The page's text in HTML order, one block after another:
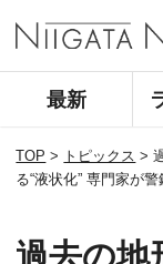
最新
TOP > トピックス >
る“液状化” 専門家が
過去の